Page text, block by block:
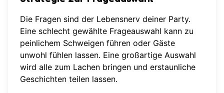
Die Fragen sind der Lebensnerv deiner Party.
Eine schlecht gewählte Frageauswahl kann zu
peinlichem Schweigen führen oder Gäste
unwohl fühlen lassen. Eine großartige Auswahl
wird alle zum Lachen bringen und erstaunliche
Geschichten teilen lassen.